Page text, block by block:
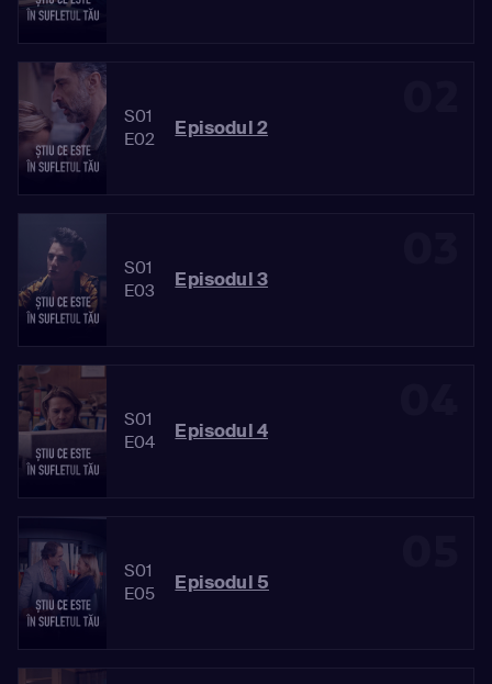
S01
E02
Episodul 2
S01
E03
Episodul 3
S01
E04
Episodul 4
S01
E05
Episodul 5